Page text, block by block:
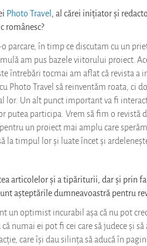
Photo Travel, al cărei inițiator și
românesc?
parcare, în timp ce discutam cu un
am pus bazele viitorului proiect.
întrebări tocmai am aflat că revista a
Photo Travel să reinventăm roata, ci
Un alt punct important va fi
participa. Vrem să fim o revistă
un proiect mai amplu care
timpul lor și luate încet și
articolelor și a tipăriturii, dar și prin
așteptările dumneavoastră pentru
un optimist incurabil așa că nu pot
numai ei pot fi cei care să judece și
care își dau silința să aducă în